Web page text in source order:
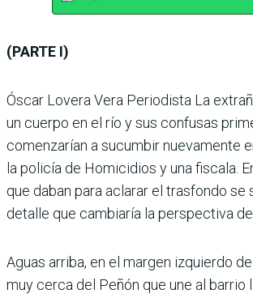
(PARTE I)
Óscar Lovera Vera Periodista La
un cuerpo en el río y sus confusas
comenzarían a sucumbir nuevamente
la policía de Homicidios y una fiscala.
que daban para aclarar el trasfondo se
detalle que cambiaría la perspectiva
Aguas arriba, en el margen izquierdo
muy cerca del Peñón que une al barrio